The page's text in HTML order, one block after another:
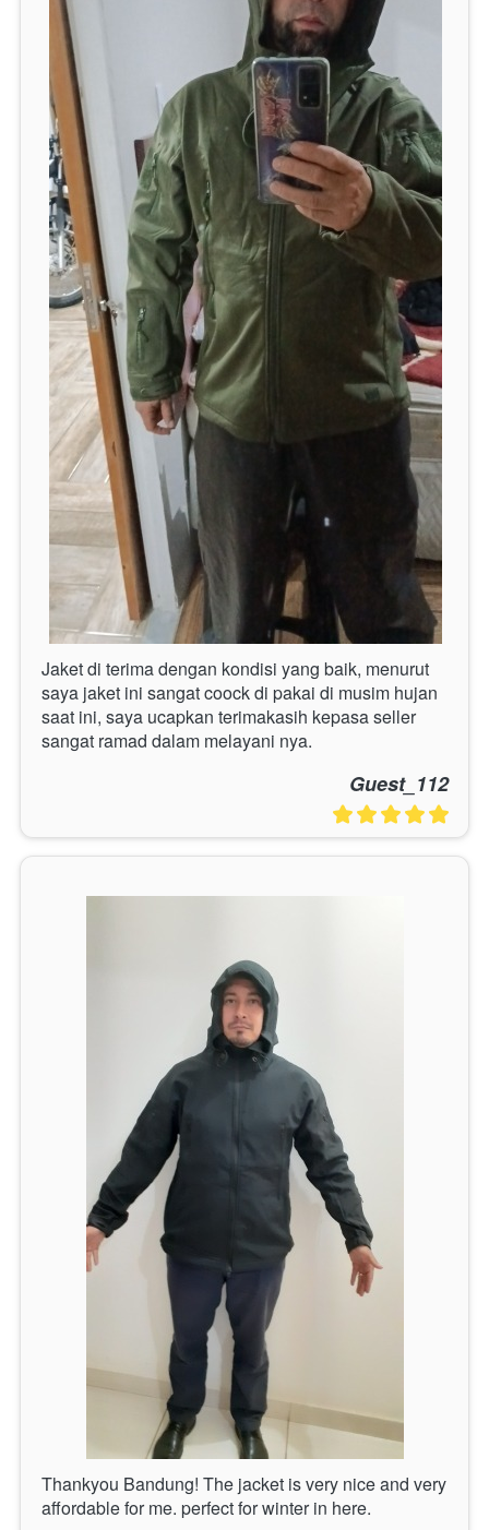
Jaket di terima dengan kondisi yang baik, menurut
saya jaket ini sangat coock di pakai di musim hujan
saat ini, saya ucapkan terimakasih kepasa seller
sangat ramad dalam melayani nya.
Guest_112
Thankyou Bandung! The jacket is very nice and very
affordable for me. perfect for winter in here.